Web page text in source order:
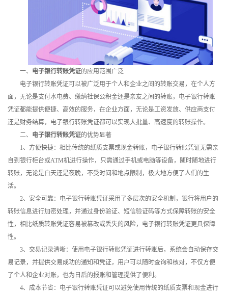
一、 电子银行转账凭证的应用范围广泛
电子银行转账凭证可以被广泛用于个人和企业之间的转账交易，在个人方
面，无论是支付水电费、缴纳社保公积金还是亲友之间的转账，电子银行转账
凭证都能提供便捷、高效的服务，在企业方面，无论是工资发放、供应商支付
还是财务结算，电子银行转账凭证都可以实现大批量、高速度的转账操作。
二、 电子银行转账凭证的优势显著
1、方便快捷：相比传统的纸质支票或现金转账，电子银行转账凭证无需亲
自到银行柜台或ATM机进行操作，只需通过手机或电脑等设备，随时随地进行
转账，无论是白天还是夜晚，不受时间和地点限制，极大地方便了人们的生
活。
2、安全可靠：电子银行转账凭证采用了多层次的安全机制，银行将用户的
转账信息进行加密处理，并通过身份验证、短信验证码等方式保障转账的安全
性，相比纸质转账凭证容易被篡改或丢失的风险，电子银行转账凭证更具保障
性。
3、交易记录清晰：使用电子银行转账凭证进行转账后，系统会自动保存交
易记录，并提供交易成功的通知和凭证，用户可以随时查询和核对，不仅方便
了个人和企业对账，也为日后的报账和管理提供了便利。
4、成本节省：电子银行转账凭证可以避免使用传统的纸质支票和现金进行